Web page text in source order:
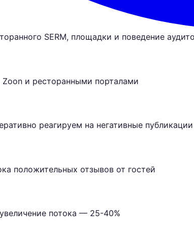
SERM, площадки и поведение
и ресторанными порталами
реагируем на негативные публикации
положительных отзывов от гостей
потока — 25-40%